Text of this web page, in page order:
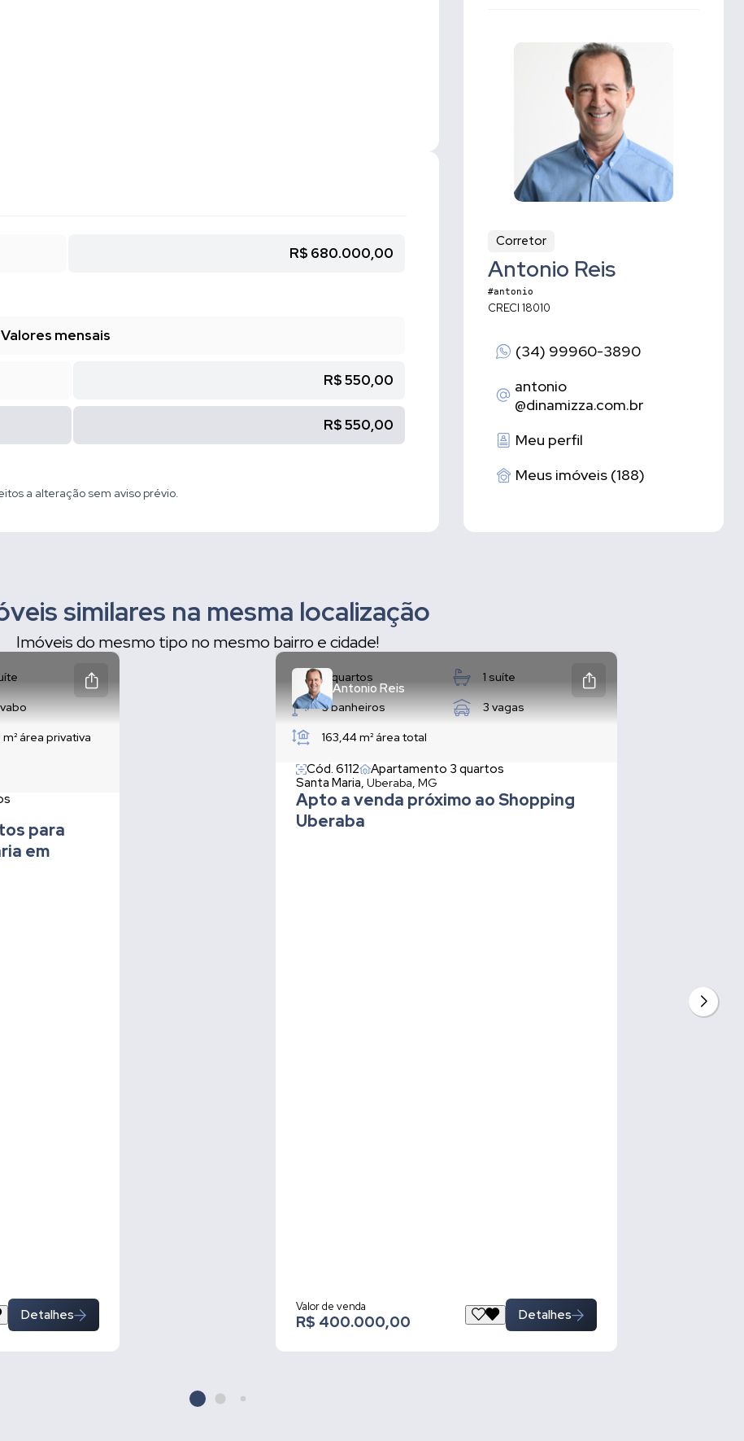
R$ 680.000,00
Valores mensais
R$ 550,00
R$ 550,00
a alteração sem aviso prévio.
Corretor
Antonio Reis
#antonio
CRECI 18010
(34) 99960-3890
antonio
@dinamizza.com.br
Meu perfil
Meus imóveis (188)
similares na mesma localização
Imóveis do mesmo tipo no mesmo bairro e cidade!
área privativa
para
em
Detalhes
Antonio Reis
3 quartos 1 suíte
3 banheiros 3 vagas
163,44 m²área total
Cód. 6112 Apartamento 3 quartos
Santa Maria, Uberaba, MG
Apto a venda próximo ao Shopping
Uberaba
Valor de venda
R$ 400.000,00 Detalhes